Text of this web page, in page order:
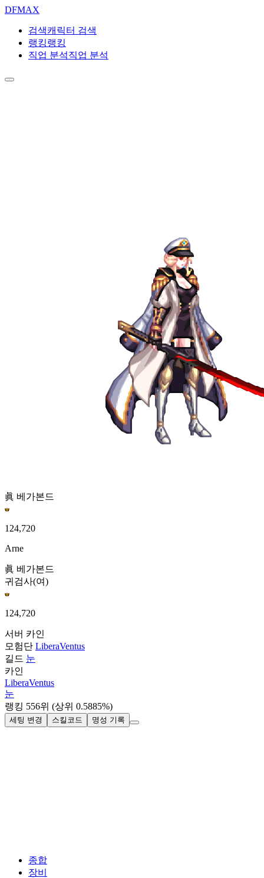
DFMAX
검색캐릭터 검색
랭킹랭킹
직업 분석직업 분석
眞 베가본드
124,720
Arne
眞 베가본드
귀검사(여)
124,720
서버 카인
모험단 LiberaVentus
길드 눈
카인
LiberaVentus
눈
랭킹 556위 (상위 0.5885%)
세팅 변경 스킬코드 명성 기록
종합
장비